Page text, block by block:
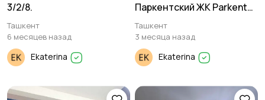
3/2/8.
Ташкент
6 месяцев назад
Ekaterina
Паркентский ЖК Parkent
Avenue. 2/6/9 52м²
Ташкент
3 месяца назад
Ekaterina